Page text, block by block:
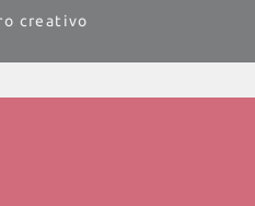
creativo